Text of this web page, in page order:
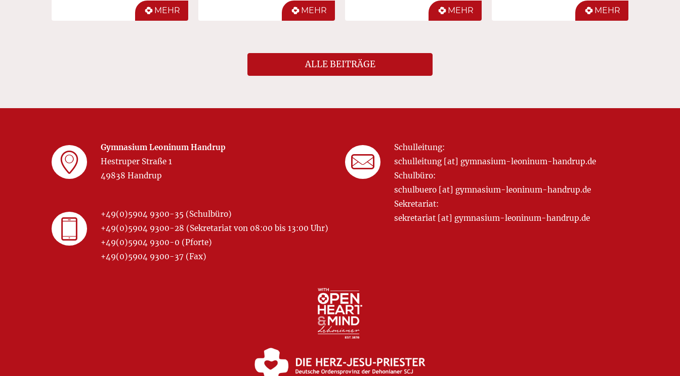
MEHR MEHR MEHR MEHR
ALLE BEITRÄGE
Gymnasium Leoninum Handrup
Hestruper Straße 1
49838 Handrup
+49(0)5904 9300-35 (Schulbüro)
+49(0)5904 9300-28 (Sekretariat von 08:00 bis 13:00 Uhr)
+49(0)5904 9300-0 (Pforte)
+49(0)5904 9300-37 (Fax)
Schulleitung:
schulleitung [at] gymnasium-leoninum-handrup.de
Schulbüro:
schulbuero [at] gymnasium-leoninum-handrup.de
Sekretariat:
sekretariat [at] gymnasium-leoninum-handrup.de